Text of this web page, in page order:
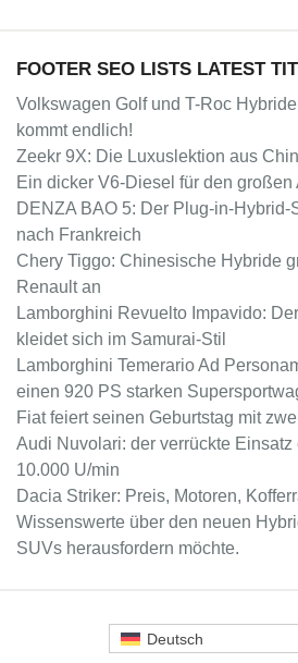
FOOTER SEO LISTS LATEST
Volkswagen Golf und T-Roc
kommt endlich!
Zeekr 9X: Die Luxuslektion aus
Ein dicker V6-Diesel für den großen
DENZA BAO 5: Der Plug-in-Hybrid-
nach Frankreich
Chery Tiggo: Chinesische Hybride
Renault an
Lamborghini Revuelto Impavido:
kleidet sich im Samurai-Stil
Lamborghini Temerario Ad
einen 920 PS starken
Fiat feiert seinen Geburtstag mit
Audi Nuvolari: der verrückte
10.000 U/min
Dacia Striker: Preis, Motoren,
Wissenswerte über den neuen
SUVs herausfordern möchte.
Deutsch